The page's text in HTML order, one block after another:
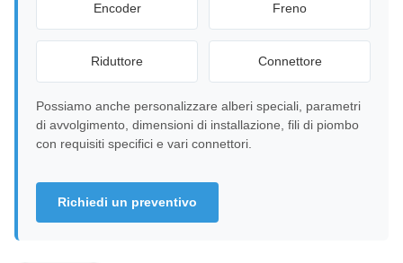
Encoder Freno
Riduttore Connettore
Possiamo anche personalizzare alberi speciali, parametri
di avvolgimento, dimensioni di installazione, fili di piombo
con requisiti specifici e vari connettori.
Richiedi un preventivo